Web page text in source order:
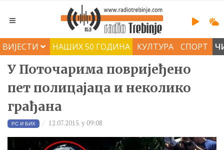
ВИЈЕСТИ НАШИХ 50 ГОДИНА КУЛТУРА СПОРТ
У Поточарима повријеђено
пет полицајаца и неколико
грађана
РС И БИХ 12.07.2015. у 09:08